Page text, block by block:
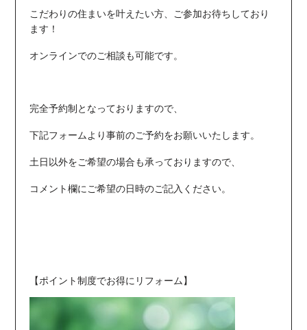
こだわりの住まいを叶えたい方、ご参加お待ちしており
ます！
オンラインでのご相談も可能です。
完全予約制となっておりますので、
下記フォームより事前のご予約をお願いいたします。
土日以外をご希望の場合も承っておりますので、
コメント欄にご希望の日時のご記入ください。
【ポイント制度でお得にリフォーム】